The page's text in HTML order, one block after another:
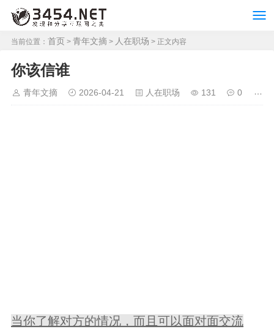
当前位置： 首页 > 青年文摘 > 人在职场 > 正文内容
你该信谁
青年文摘 2026-04-21 人在职场 131 0
当你了解对方的情况，而且可以面对面交流